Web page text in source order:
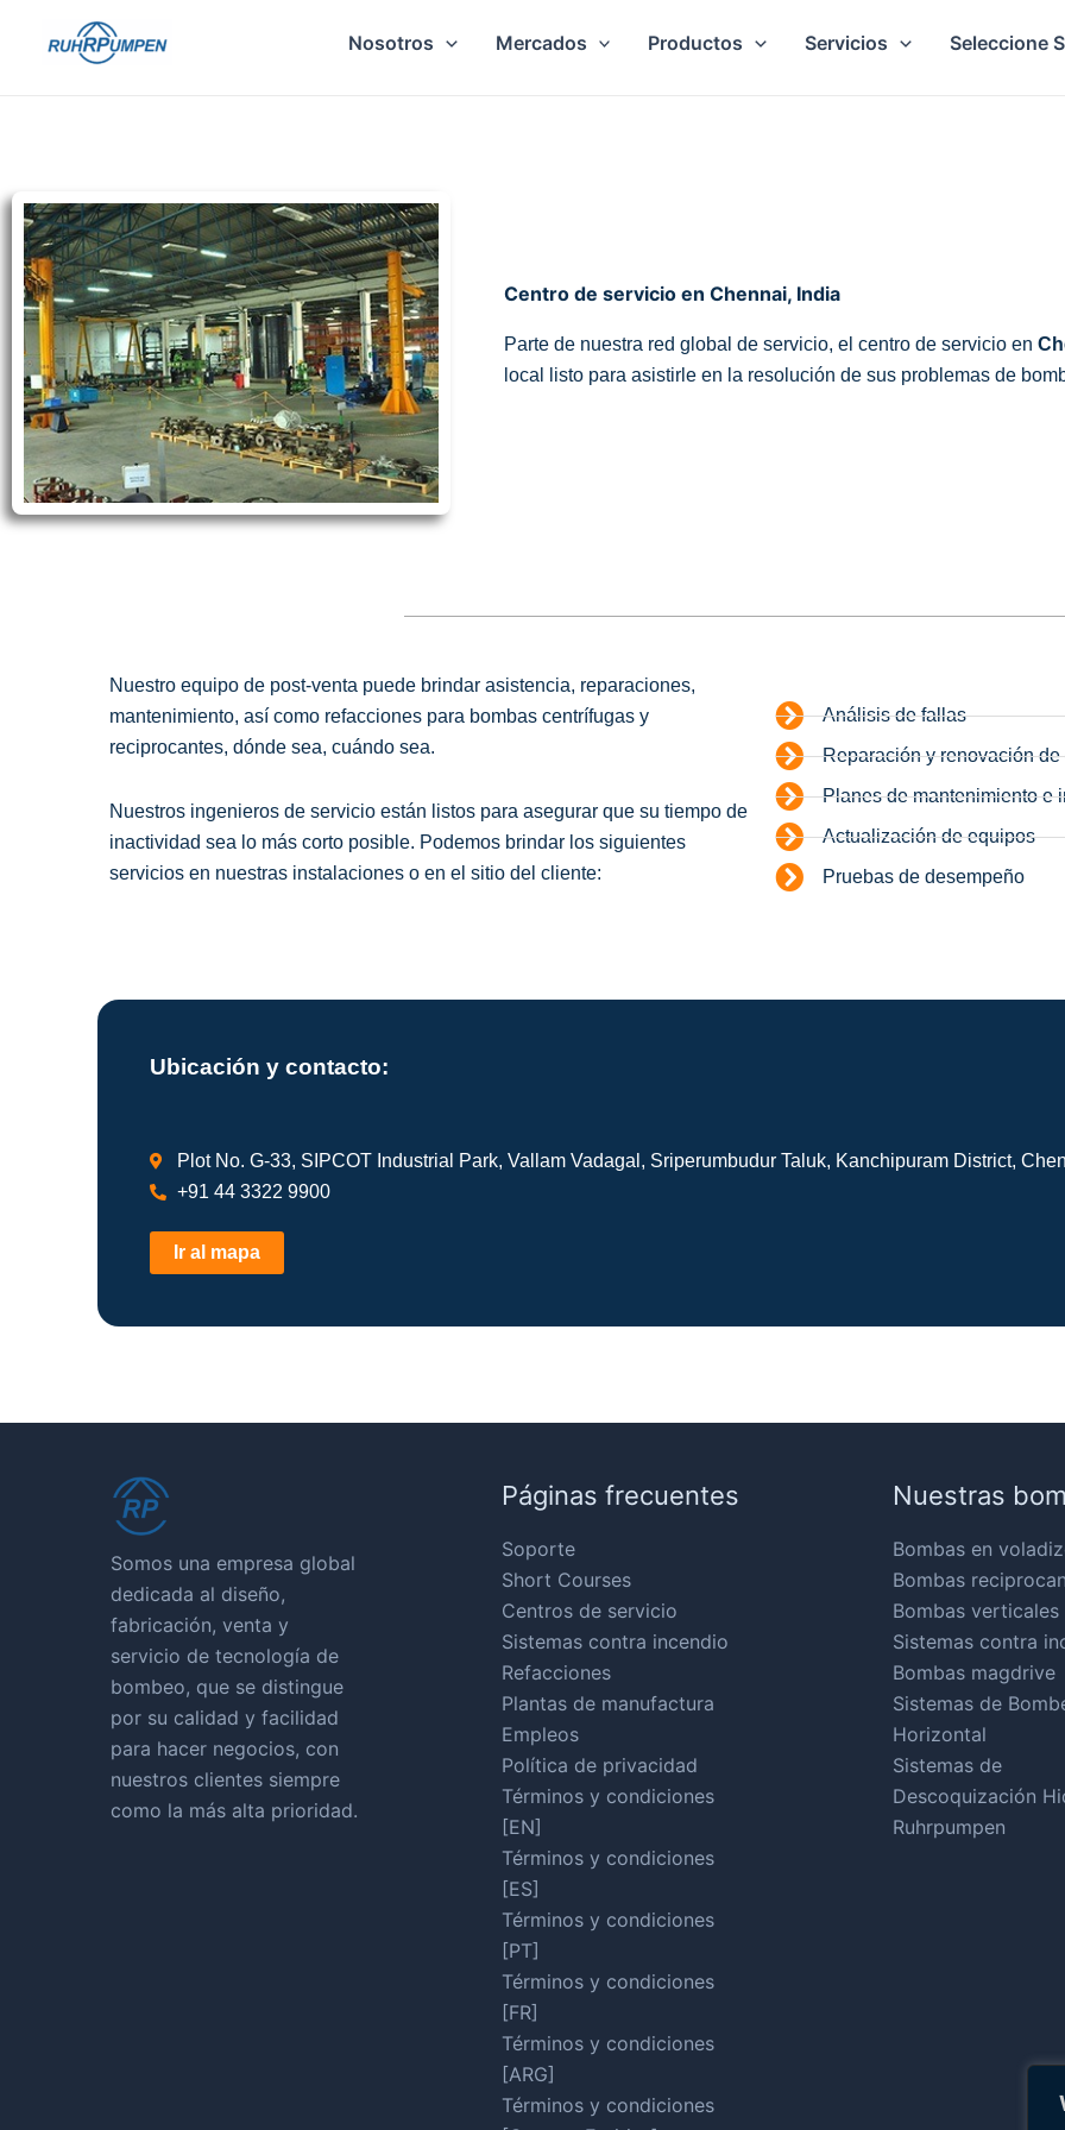
Nosotros Mercados Productos Servicios Seleccione
Centro de servicio en Chennai, India
Parte de nuestra red global de servicio, el centro de servicio en
local listo para asistirle en la resolución de sus problemas de
Nuestro equipo de post-venta puede brindar asistencia, reparaciones,
mantenimiento, así como refacciones para bombas centrífugas y
reciprocantes, dónde sea, cuándo sea.
Nuestros ingenieros de servicio están listos para asegurar que su tiempo de
inactividad sea lo más corto posible. Podemos brindar los siguientes
servicios en nuestras instalaciones o en el sitio del cliente:
Análisis de fallas
Reparación y renovación
Planes de mantenimiento e
Actualización de equipos
Pruebas de desempeño
Ubicación y contacto:
Plot No. G-33, SIPCOT Industrial Park, Vallam Vadagal, Sriperumbudur Taluk, Kanchipuram District,
+91 44 3322 9900
Ir al mapa
Somos una empresa global
dedicada al diseño,
fabricación, venta y
servicio de tecnología de
bombeo, que se distingue
por su calidad y facilidad
para hacer negocios, con
nuestros clientes siempre
como la más alta prioridad.
Páginas frecuentes
Soporte
Short Courses
Centros de servicio
Sistemas contra incendio
Refacciones
Plantas de manufactura
Empleos
Política de privacidad
Términos y condiciones
[EN]
Términos y condiciones
[ES]
Términos y condiciones
[PT]
Términos y condiciones
[FR]
Términos y condiciones
[ARG]
Términos y condiciones
Nuestras
Bombas en
Bombas
Bombas verticales
Sistemas contra
Bombas magdrive
Sistemas de
Horizontal
Sistemas de
Descoquización
Ruhrpumpen